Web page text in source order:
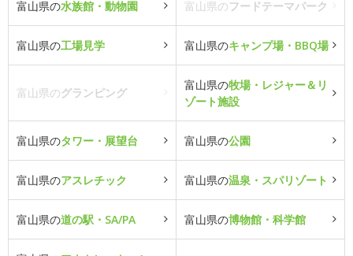
富山県の水族館・動物園 富山県のフードテーマパーク
富山県の工場見学 富山県のキャンプ場・BBQ場
富山県のグランピング
富山県の牧場・レジャー＆リ
ゾート施設
富山県のタワー・展望台 富山県の公園
富山県のアスレチック 富山県の温泉・スパリゾート
富山県の道の駅・SA/PA 富山県の博物館・科学館